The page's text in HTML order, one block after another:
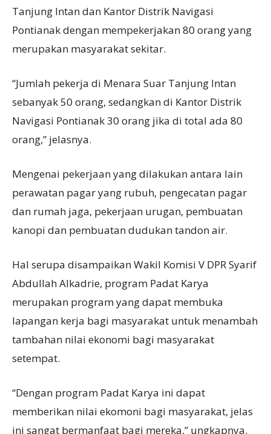
Tanjung Intan dan Kantor Distrik Navigasi
Pontianak dengan mempekerjakan 80 orang yang
merupakan masyarakat sekitar.
“Jumlah pekerja di Menara Suar Tanjung Intan
sebanyak 50 orang, sedangkan di Kantor Distrik
Navigasi Pontianak 30 orang jika di total ada 80
orang,” jelasnya.
Mengenai pekerjaan yang dilakukan antara lain
perawatan pagar yang rubuh, pengecatan pagar
dan rumah jaga, pekerjaan urugan, pembuatan
kanopi dan pembuatan dudukan tandon air.
Hal serupa disampaikan Wakil Komisi V DPR Syarif
Abdullah Alkadrie, program Padat Karya
merupakan program yang dapat membuka
lapangan kerja bagi masyarakat untuk menambah
tambahan nilai ekonomi bagi masyarakat
setempat.
“Dengan program Padat Karya ini dapat
memberikan nilai ekomoni bagi masyarakat, jelas
ini sangat bermanfaat bagi mereka,” ungkapnya.